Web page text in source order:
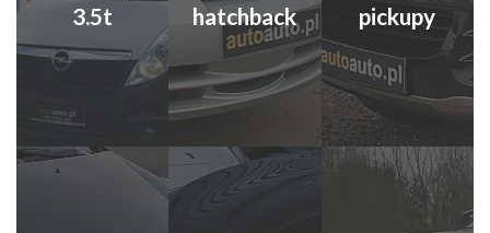
3.5t
hatchback
pickupy